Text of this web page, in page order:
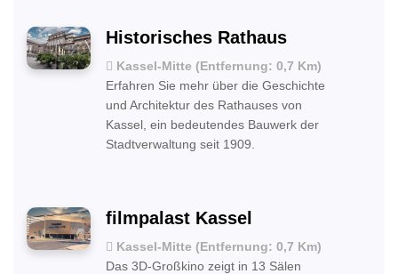
Historisches Rathaus
Kassel-Mitte (Entfernung: 0,7 Km)
Erfahren Sie mehr über die Geschichte
und Architektur des Rathauses von
Kassel, ein bedeutendes Bauwerk der
Stadtverwaltung seit 1909.
filmpalast Kassel
Kassel-Mitte (Entfernung: 0,7 Km)
Das 3D-Großkino zeigt in 13 Sälen